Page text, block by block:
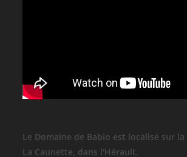
Le Domaine de Babio est localisé sur
La Caunette, dans l'Hérault.